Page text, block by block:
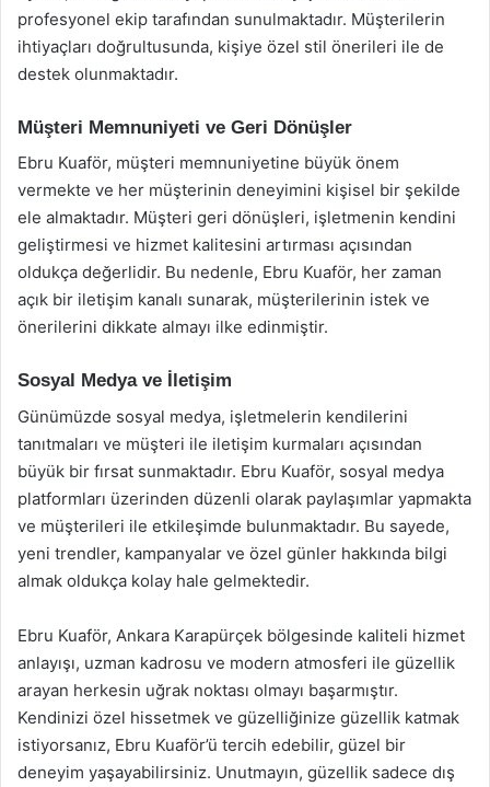
profesyonel ekip tarafından sunulmaktadır. Müşterilerin
ihtiyaçları doğrultusunda, kişiye özel stil önerileri ile de
destek olunmaktadır.
Müşteri Memnuniyeti ve Geri Dönüşler
Ebru Kuaför, müşteri memnuniyetine büyük önem
vermekte ve her müşterinin deneyimini kişisel bir şekilde
ele almaktadır. Müşteri geri dönüşleri, işletmenin kendini
geliştirmesi ve hizmet kalitesini artırması açısından
oldukça değerlidir. Bu nedenle, Ebru Kuaför, her zaman
açık bir iletişim kanalı sunarak, müşterilerinin istek ve
önerilerini dikkate almayı ilke edinmiştir.
Sosyal Medya ve İletişim
Günümüzde sosyal medya, işletmelerin kendilerini
tanıtmaları ve müşteri ile iletişim kurmaları açısından
büyük bir fırsat sunmaktadır. Ebru Kuaför, sosyal medya
platformları üzerinden düzenli olarak paylaşımlar yapmakta
ve müşterileri ile etkileşimde bulunmaktadır. Bu sayede,
yeni trendler, kampanyalar ve özel günler hakkında bilgi
almak oldukça kolay hale gelmektedir.
Ebru Kuaför, Ankara Karapürçek bölgesinde kaliteli hizmet
anlayışı, uzman kadrosu ve modern atmosferi ile güzellik
arayan herkesin uğrak noktası olmayı başarmıştır.
Kendinizi özel hissetmek ve güzelliğinize güzellik katmak
istiyorsanız, Ebru Kuaför’ü tercih edebilir, güzel bir
deneyim yaşayabilirsiniz. Unutmayın, güzellik sadece dış